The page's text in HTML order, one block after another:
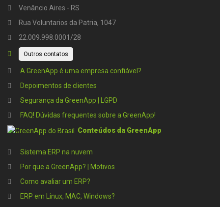
Venâncio Aires - RS
Rua Voluntarios da Patria, 1047
22.009.998.0001/28
Outros contatos
A GreenApp é uma empresa confiável?
Depoimentos de clientes
Segurança da GreenApp | LGPD
FAQ! Dúvidas frequentes sobre a GreenApp!
Conteúdos da GreenApp
Sistema ERP na nuvem
Por que a GreenApp? | Motivos
Como avaliar um ERP?
ERP em Linux, MAC, Windows?